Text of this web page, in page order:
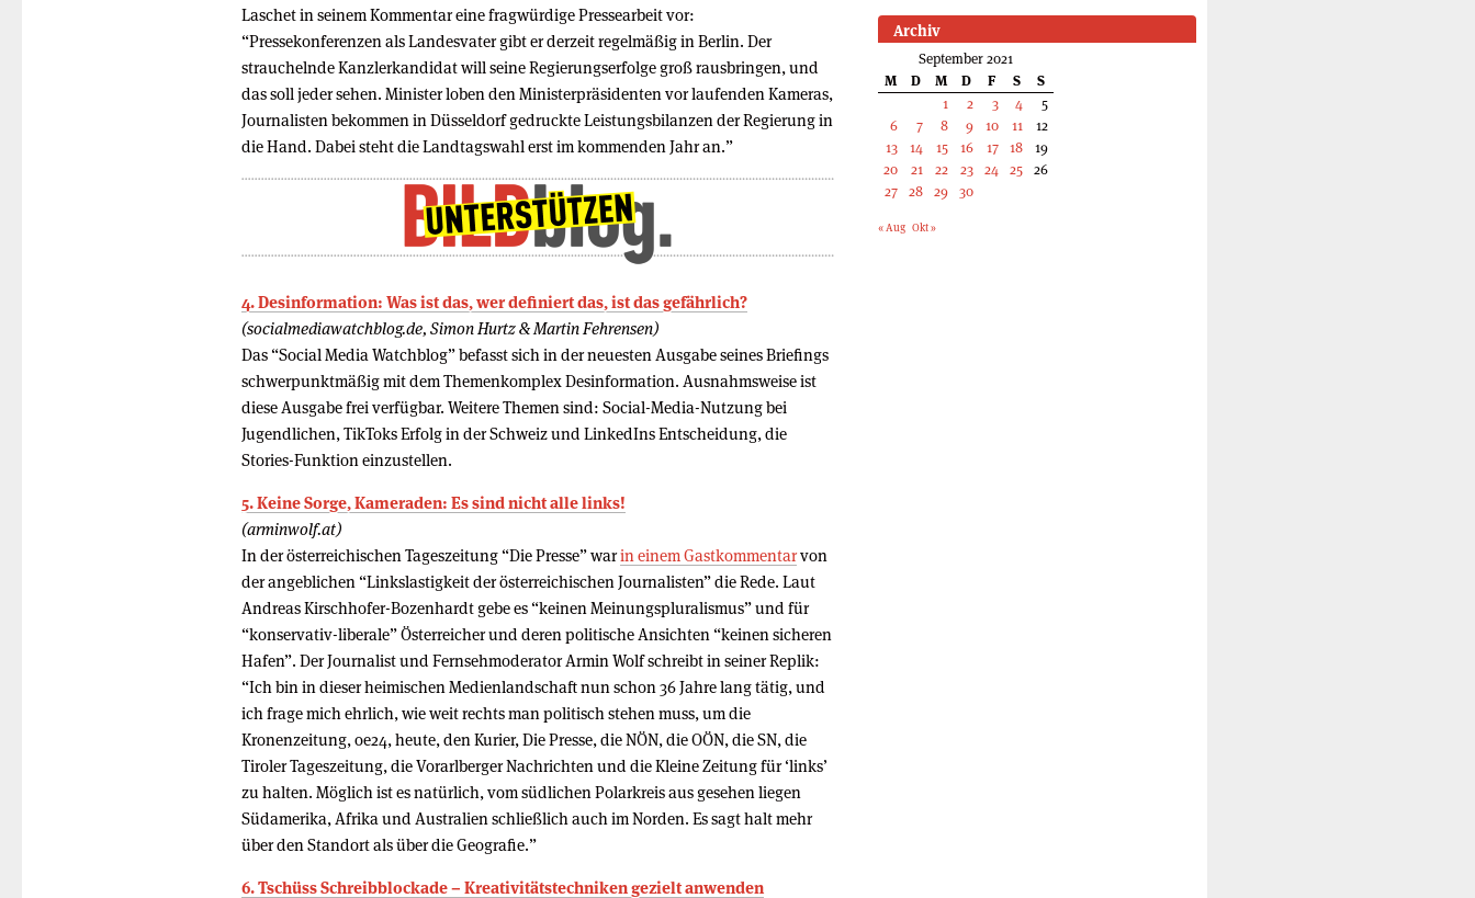
Laschet in seinem Kommentar eine fragwürdige Pressearbeit vor:
“Pressekonferenzen als Landesvater gibt er derzeit regelmäßig in Berlin. Der
strauchelnde Kanzlerkandidat will seine Regierungserfolge groß rausbringen, und
das soll jeder sehen. Minister loben den Ministerpräsidenten vor laufenden Kameras,
Journalisten bekommen in Düsseldorf gedruckte Leistungsbilanzen der Regierung in
die Hand. Dabei steht die Landtagswahl erst im kommenden Jahr an.”
4. Desinformation: Was ist das, wer definiert das, ist das gefährlich?
(socialmediawatchblog.de, Simon Hurtz & Martin Fehrensen)
Das “Social Media Watchblog” befasst sich in der neuesten Ausgabe seines Briefings
schwerpunktmäßig mit dem Themenkomplex Desinformation. Ausnahmsweise ist
diese Ausgabe frei verfügbar. Weitere Themen sind: Social-Media-Nutzung bei
Jugendlichen, TikToks Erfolg in der Schweiz und LinkedIns Entscheidung, die
Stories-Funktion einzustellen.
5. Keine Sorge, Kameraden: Es sind nicht alle links!
(arminwolf.at)
In der österreichischen Tageszeitung “Die Presse” warin einem Gastkommentarvon
der angeblichen “Linkslastigkeit der österreichischen Journalisten” die Rede. Laut
Andreas Kirschhofer-Bozenhardt gebe es “keinen Meinungspluralismus” und für
“konservativ-liberale” Österreicher und deren politische Ansichten “keinen sicheren
Hafen”. Der Journalist und Fernsehmoderator Armin Wolf schreibt in seiner Replik:
“Ich bin in dieser heimischen Medienlandschaft nun schon 36 Jahre lang tätig, und
ich frage mich ehrlich, wie weit rechts man politisch stehen muss, um die
Kronenzeitung, oe24, heute, den Kurier, Die Presse, die NÖN, die OÖN, die SN, die
Tiroler Tageszeitung, die Vorarlberger Nachrichten und die Kleine Zeitung für ‘links’
zu halten. Möglich ist es natürlich, vom südlichen Polarkreis aus gesehen liegen
Südamerika, Afrika und Australien schließlich auch im Norden. Es sagt halt mehr
über den Standort als über die Geografie.”
6. Tschüss Schreibblockade – Kreativitätstechniken gezielt anwenden
Archiv
September 2021
M
D M D F S
S
1
2 3 4
5
6
7 8 9 10 11
12
13
14 15 16 17 18
19
20
21 22 23 24 25 26
27 28 29 30
« Aug Okt »